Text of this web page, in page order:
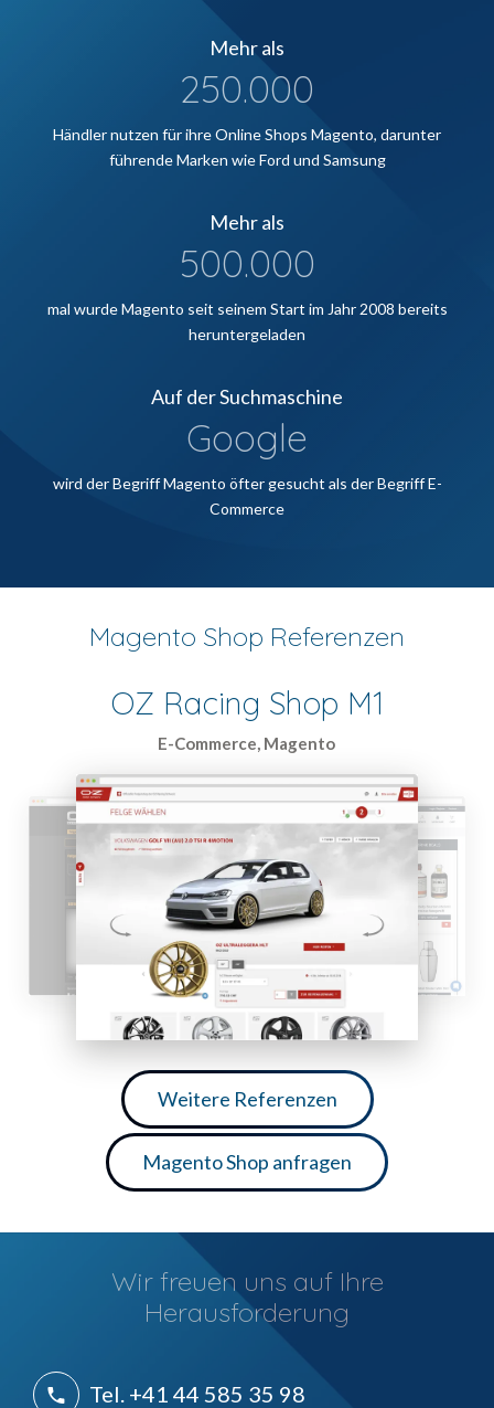
Mehr als
250.000
Händler nutzen für ihre Online Shops Magento, darunter
führende Marken wie Ford und Samsung
Mehr als
500.000
mal wurde Magento seit seinem Start im Jahr 2008 bereits
heruntergeladen
Auf der Suchmaschine
Google
wird der Begriff Magento öfter gesucht als der Begriff E-
Commerce
Magento Shop Referenzen
OZ Racing Shop M1
E-Commerce, Magento
Weitere Referenzen
Magento Shop anfragen
Wir freuen uns auf Ihre
Herausforderung
Tel. +41 44 585 35 98